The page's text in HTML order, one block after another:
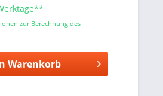
zur Berechnung des
Warenkorb